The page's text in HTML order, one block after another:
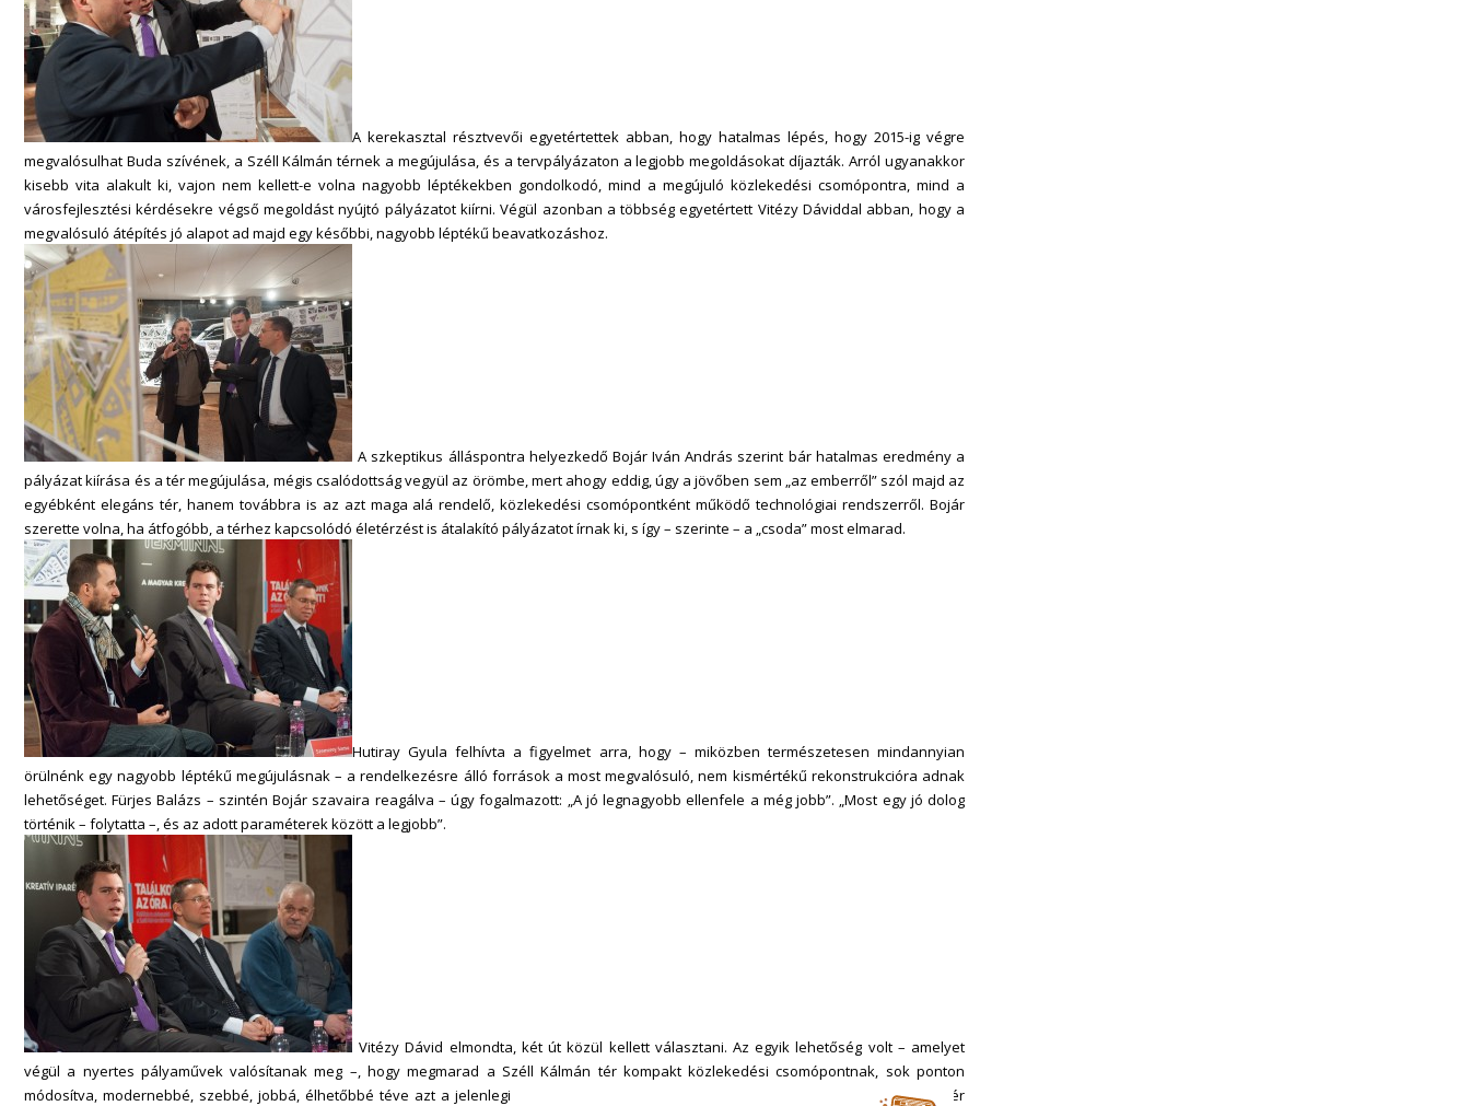
A kerekasztal résztvevői egyetértettek abban, hogy hatalmas lépés, hogy 2015-ig végre
megvalósulhat Buda szívének, a Széll Kálmán térnek a megújulása, és a tervpályázaton a legjobb megoldásokat díjazták. Arról ugyanakkor
kisebb vita alakult ki, vajon nem kellett-e volna nagyobb léptékekben gondolkodó, mind a megújuló közlekedési csomópontra, mind a
városfejlesztési kérdésekre végső megoldást nyújtó pályázatot kiírni. Végül azonban a többség egyetértett Vitézy Dáviddal abban, hogy a
megvalósuló átépítés jó alapot ad majd egy későbbi, nagyobb léptékű beavatkozáshoz.
A szkeptikus álláspontra helyezkedő Bojár Iván András szerint bár hatalmas eredmény a
pályázat kiírása és a tér megújulása, mégis csalódottság vegyül az örömbe, mert ahogy eddig, úgy a jövőben sem „az emberről” szól majd az
egyébként elegáns tér, hanem továbbra is az azt maga alá rendelő, közlekedési csomópontként működő technológiai rendszerről. Bojár
szerette volna, ha átfogóbb, a térhez kapcsolódó életérzést is átalakító pályázatot írnak ki, s így – szerinte – a „csoda” most elmarad.
Hutiray Gyula felhívta a figyelmet arra, hogy – miközben természetesen mindannyian
örülnénk egy nagyobb léptékű megújulásnak – a rendelkezésre álló források a most megvalósuló, nem kismértékű rekonstrukcióra adnak
lehetőséget. Fürjes Balázs – szintén Bojár szavaira reagálva – úgy fogalmazott: „A jó legnagyobb ellenfele a még jobb”. „Most egy jó dolog
történik – folytatta –, és az adott paraméterek között a legjobb”.
Vitézy Dávid elmondta, két út közül kellett választani. Az egyik lehetőség volt – amelyet
végül a nyertes pályaművek valósítanak meg –, hogy megmarad a Széll Kálmán tér kompakt közlekedési csomópontnak, sok ponton
módosítva, modernebbé, szebbé, jobbá, élhetőbbé téve azt a jelenlegi állapotához képest. A másik út lett volna az egykori Moszkva tér